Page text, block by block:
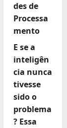
des de
Processa
mento
E se a
inteligên
cia nunca
tivesse
sido o
problema
? Essa